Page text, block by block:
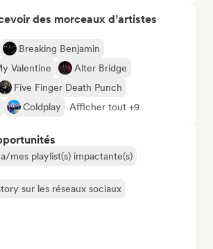
des morceaux d’artistes
Breaking Benjamin
Valentine
Alter Bridge
Five Finger Death Punch
Coldplay Afficher tout +9
mes playlist(s) impactante(s)
sur les réseaux sociaux